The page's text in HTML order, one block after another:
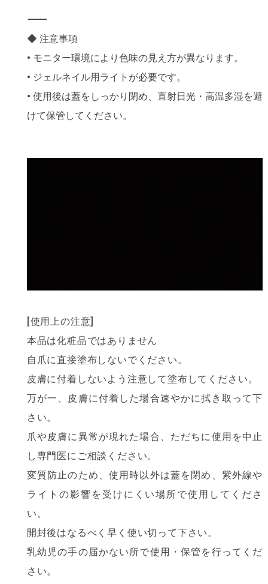
⸻
◆ 注意事項
• モニター環境により色味の見え方が異なります。
• ジェルネイル用ライトが必要です。
• 使用後は蓋をしっかり閉め、直射日光・高温多湿を避
けて保管してください。
[使用上の注意]
本品は化粧品ではありません
自爪に直接塗布しないでください。
皮膚に付着しないよう注意して塗布してください。
万が一、皮膚に付着した場合速やかに拭き取って下
さい。
爪や皮膚に異常が現れた場合、ただちに使用を中止
し専門医にご相談ください。
変質防止のため、使用時以外は蓋を閉め、紫外線や
ライトの影響を受けにくい場所で使用してくださ
い。
開封後はなるべく早く使い切って下さい。
乳幼児の手の届かない所で使用・保管を行ってくだ
さい。